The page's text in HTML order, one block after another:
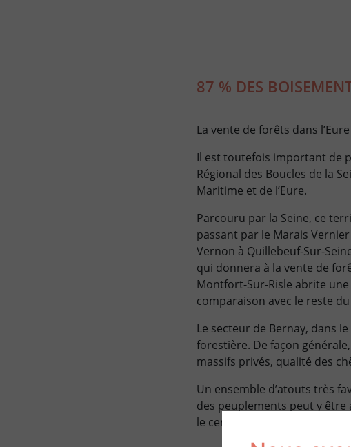
87 % DES
La vente de forêts dans
Il est toutefois important de
Régional des Boucles de la
Maritime et de l’Eure.
Parcouru par la Seine, ce
passant par le Marais
Vernon à Quillebeuf-Sur-
qui donnera à la vente de
Montfort-Sur-Risle abrite
comparaison avec le reste
Le secteur de Bernay, dans
forestière. De façon
massifs privés, qualité des
Un ensemble d’atouts très
des peuplements peut y
le cerf trouveront également